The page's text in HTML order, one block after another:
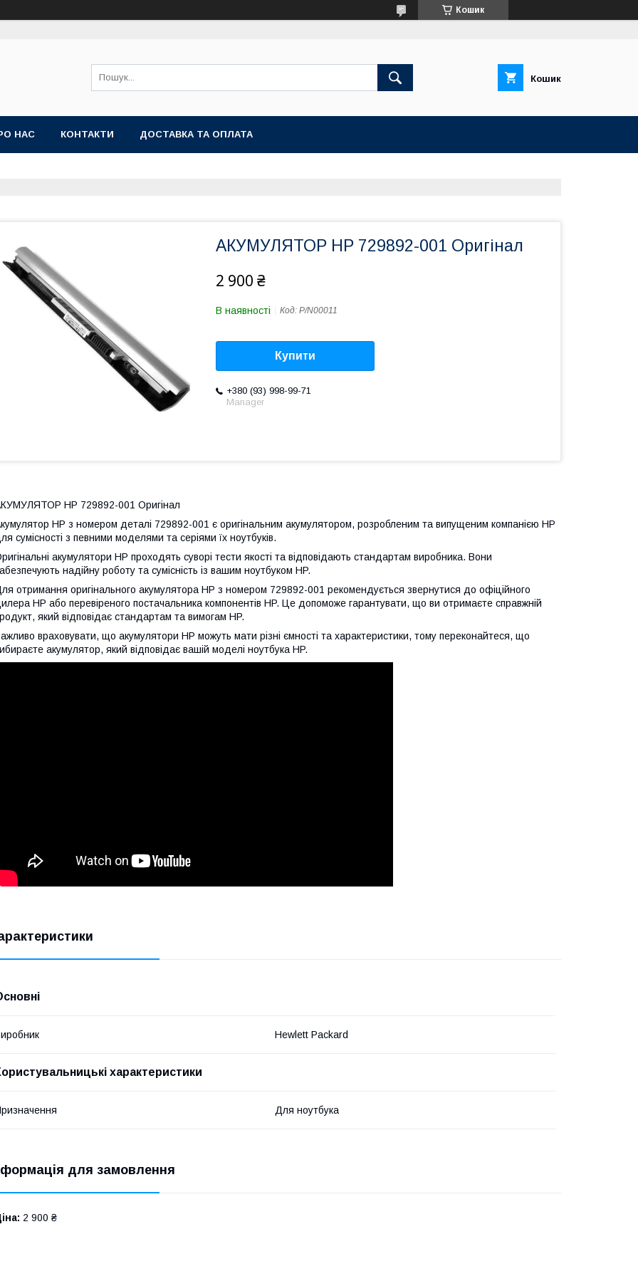
Кошик
Кошик
НАС КОНТАКТИ ДОСТАВКА ТА ОПЛАТА
АКУМУЛЯТОР HP 729892-001 Оригінал
2 900 ₴
В наявності Код: P/N00011
Купити
+380 (93) 998-99-71
Мanager
HP 729892-001 Оригінал
HP з номером деталі 729892-001 є оригінальним акумулятором, розробленим та випущеним компанією HP
сумісності з певними моделями та серіями їх ноутбуків.
акумулятори HP проходять суворі тести якості та відповідають стандартам виробника. Вони
надійну роботу та сумісність із вашим ноутбуком HP.
отримання оригінального акумулятора HP з номером 729892-001 рекомендується звернутися до офіційного
HP або перевіреного постачальника компонентів HP. Це допоможе гарантувати, що ви отримаєте справжній
який відповідає стандартам та вимогам HP.
враховувати, що акумулятори HP можуть мати різні ємності та характеристики, тому переконайтеся, що
акумулятор, який відповідає вашій моделі ноутбука HP.
Hewlett Packard
характеристики
Для ноутбука
для замовлення
2 900 ₴